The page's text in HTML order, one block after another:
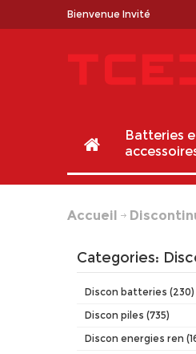
Bienvenue Invité
Batteries
Accueil
Categories:
Discon batteries (230)
Discon piles (735)
Discon energies ren